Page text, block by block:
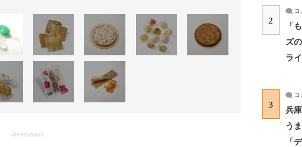
advertisement
2
コ
「
ズ
ラ
3
コ
兵
う
「